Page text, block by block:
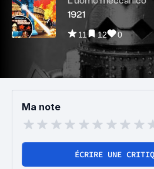
1921
11 12 0
Ma note
ÉCRIRE UNE